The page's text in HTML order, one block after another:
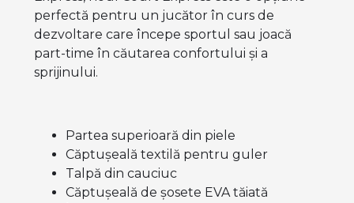
perfectă pentru un jucător în curs de
dezvoltare care începe sportul sau joacă
part-time în căutarea confortului și a
sprijinului.
Partea superioară din piele
Căptușeală textilă pentru guler
Talpă din cauciuc
Căptușeală de șosete EVA tăiată